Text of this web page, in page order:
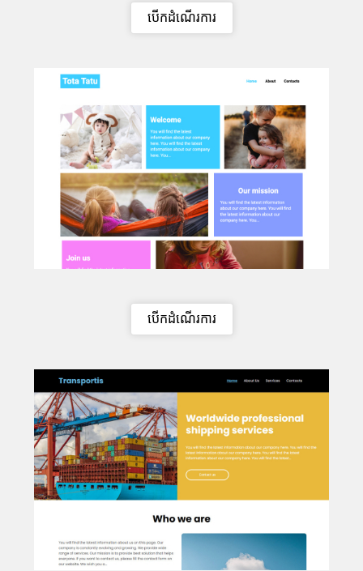
បើកដំណើរការ
បើកដំណើរការ